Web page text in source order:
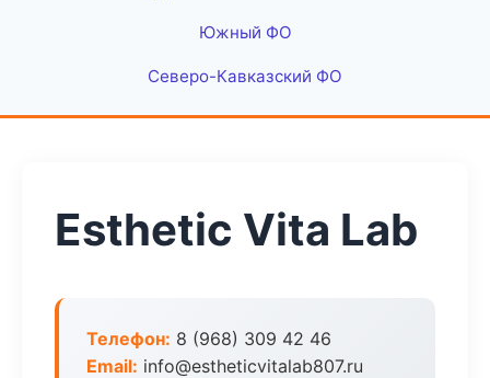
Южный ФО
Северо-Кавказский ФО
Esthetic Vita Lab
Телефон: 8 (968) 309 42 46
Email: info@estheticvitalab807.ru